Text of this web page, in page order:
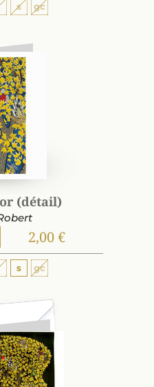
s gc
(détail)
2,00 €
s gc